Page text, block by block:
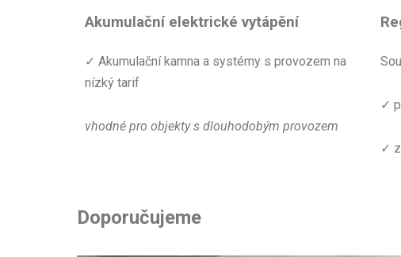
Akumulační elektrické vytápění
✓ Akumulační kamna a systémy s provozem na
nízký tarif
vhodné pro objekty s dlouhodobým provozem
✓
✓
Doporučujeme